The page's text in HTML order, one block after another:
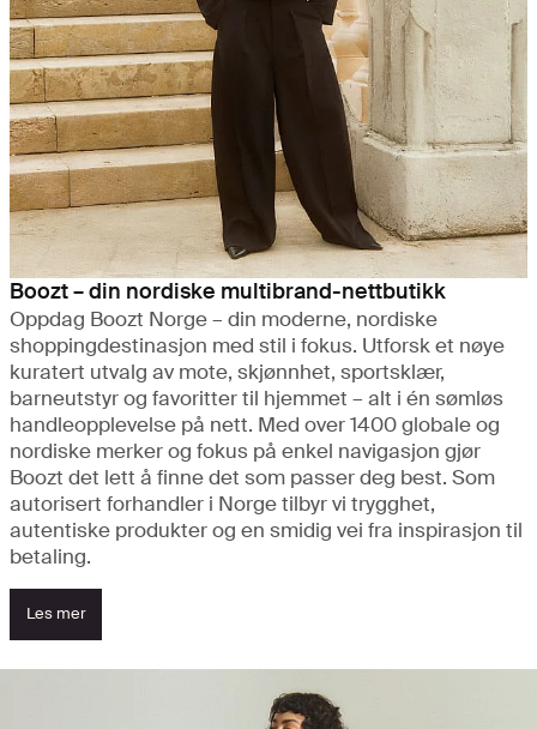
Boozt – din nordiske multibrand-nettbutikk
Oppdag Boozt Norge – din moderne, nordiske
shoppingdestinasjon med stil i fokus. Utforsk et nøye
kuratert utvalg av mote, skjønnhet, sportsklær,
barneutstyr og favoritter til hjemmet – alt i én sømløs
handleopplevelse på nett. Med over 1400 globale og
nordiske merker og fokus på enkel navigasjon gjør
Boozt det lett å finne det som passer deg best. Som
autorisert forhandler i Norge tilbyr vi trygghet,
autentiske produkter og en smidig vei fra inspirasjon til
betaling.
Les mer
Se nyhetene og oppdag høydepunktene